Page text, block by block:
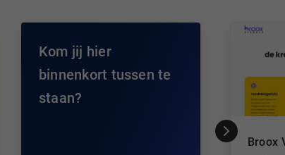
Kom jij hier
binnenkort tussen te
staan?
Broox